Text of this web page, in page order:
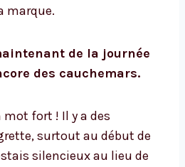
marque.
de la journée
des cauchemars.
fort ! Il y a des
surtout au début de
silencieux au lieu de